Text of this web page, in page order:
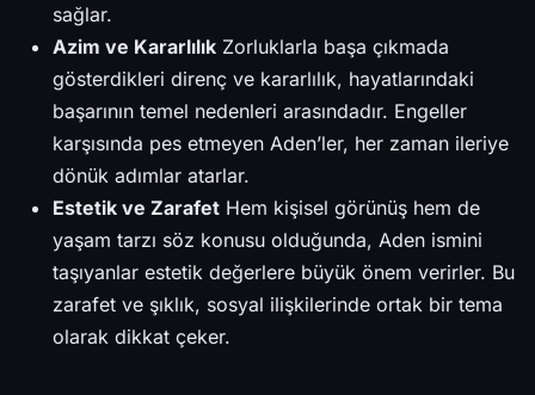
sağlar.
Azim ve Kararlılık Zorluklarla başa çıkmada
gösterdikleri direnç ve kararlılık, hayatlarındaki
başarının temel nedenleri arasındadır. Engeller
karşısında pes etmeyen Aden’ler, her zaman ileriye
dönük adımlar atarlar.
Estetik ve Zarafet Hem kişisel görünüş hem de
yaşam tarzı söz konusu olduğunda, Aden ismini
taşıyanlar estetik değerlere büyük önem verirler. Bu
zarafet ve şıklık, sosyal ilişkilerinde ortak bir tema
olarak dikkat çeker.